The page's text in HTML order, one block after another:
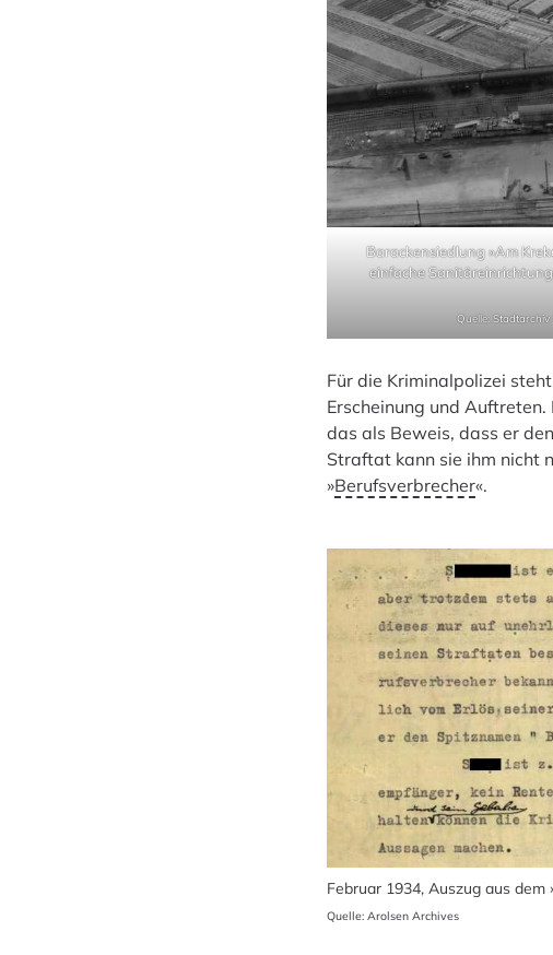
Barackensiedlung »Am
einfache
Quelle:
Für die Kriminalpolizei
Erscheinung und
das als Beweis, dass er
Straftat kann sie ihm nicht
»Berufsverbrecher«.
Februar 1934, Auszug aus
Quelle: Arolsen Archives